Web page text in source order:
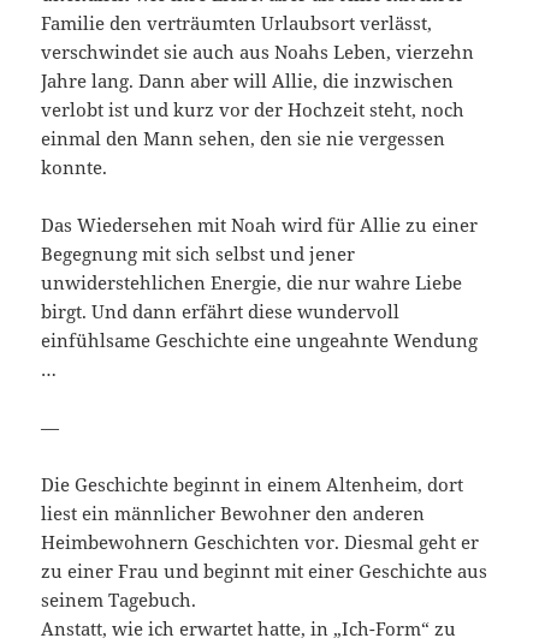
Familie den verträumten Urlaubsort verlässt,
verschwindet sie auch aus Noahs Leben, vierzehn
Jahre lang. Dann aber will Allie, die inzwischen
verlobt ist und kurz vor der Hochzeit steht, noch
einmal den Mann sehen, den sie nie vergessen
konnte.
Das Wiedersehen mit Noah wird für Allie zu einer
Begegnung mit sich selbst und jener
unwiderstehlichen Energie, die nur wahre Liebe
birgt. Und dann erfährt diese wundervoll
einfühlsame Geschichte eine ungeahnte Wendung
…
—
Die Geschichte beginnt in einem Altenheim, dort
liest ein männlicher Bewohner den anderen
Heimbewohnern Geschichten vor. Diesmal geht er
zu einer Frau und beginnt mit einer Geschichte aus
seinem Tagebuch.
Anstatt, wie ich erwartet hatte, in „Ich-Form“ zu